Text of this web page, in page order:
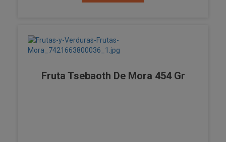
Fruta Tsebaoth De Mora 454 Gr